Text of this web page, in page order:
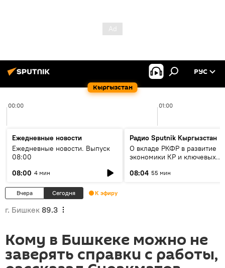
Кыргызстан
РУС
00:00 01:00
Ежедневные новости
Ежедневные новости. Выпуск
08:00
08:00 4 мин
Радио Sputnik Кыргызстан
О вкладе РКФР в развитие
экономики КР и ключевых
08:04 55 мин
Вчера Сегодня К эфиру
г. Бишкек 89.3
Кому в Бишкеке можно не
заверять справки с работы,